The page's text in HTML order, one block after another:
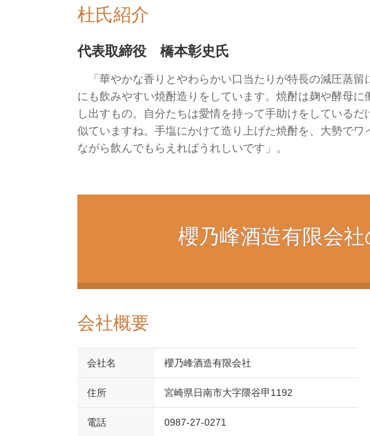
杜氏紹介
代表取締役 橋本彰史氏
「華やかな香りとやわらかい口当たりが特長の減圧蒸留
にも飲みやすい焼酎造りをしています。焼酎は麹や酵母に
し出すもの。自分たちは愛情を持って手助けをしているだ
似ていますね。手塩にかけて造り上げた焼酎を、大勢でワ
ながら飲んでもらえればうれしいです」。
櫻乃峰酒造有限会
会社概要
会社名 櫻乃峰酒造有限会社
住所 宮崎県日南市大字隈谷甲1192
電話 0987-27-0271